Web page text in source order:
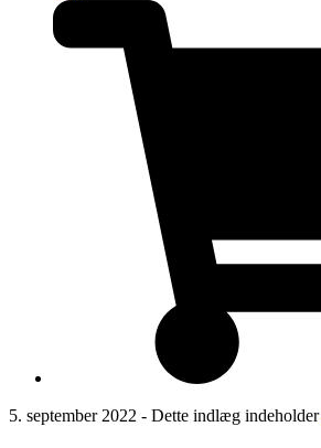
5. september 2022 - Dette indlæg indeholder